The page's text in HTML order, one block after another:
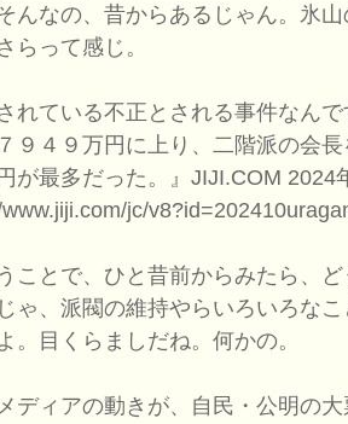
んなの、昔からあるじゃん。氷
らって感じ。
れている不正とされる事件なん
９４９万円に上り、二階派の会
が最多だった。』JIJI.COM 2024
jc/
ことで、ひと昔前からみたら、ど
ゃ、派閥の維持やらいろいろな
。目くらましだね。何かの。
ディアの動きが、自民・公明の